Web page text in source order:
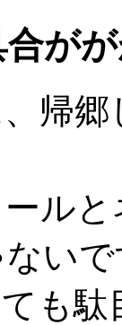
が
帰
ル
い
も